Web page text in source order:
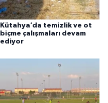
Kütahya’da temizlik ve ot
biçme çalışmaları devam
ediyor